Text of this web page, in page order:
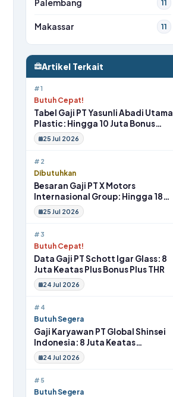
Palembang 11
Makassar 11
Artikel Terkait
#1
Butuh Cepat!
Tabel Gaji PT Yasunli Abadi Utama
Plastic: Hingga 10 Juta Bonus
Melimpah Lengkap Tunjangan
25 Jul 2026
#2
Dibutuhkan
Besaran Gaji PT X Motors
Internasional Group: Hingga 18
Juta Gym Membership Makan
Siang
25 Jul 2026
#3
Butuh Cepat!
Data Gaji PT Schott Igar Glass: 8
Juta Keatas Plus Bonus Plus THR
24 Jul 2026
#4
Butuh Segera
Gaji Karyawan PT Global Shinsei
Indonesia: 8 Juta Keatas
Tunjangan Komplit Uang
Transport
24 Jul 2026
#5
Butuh Segera